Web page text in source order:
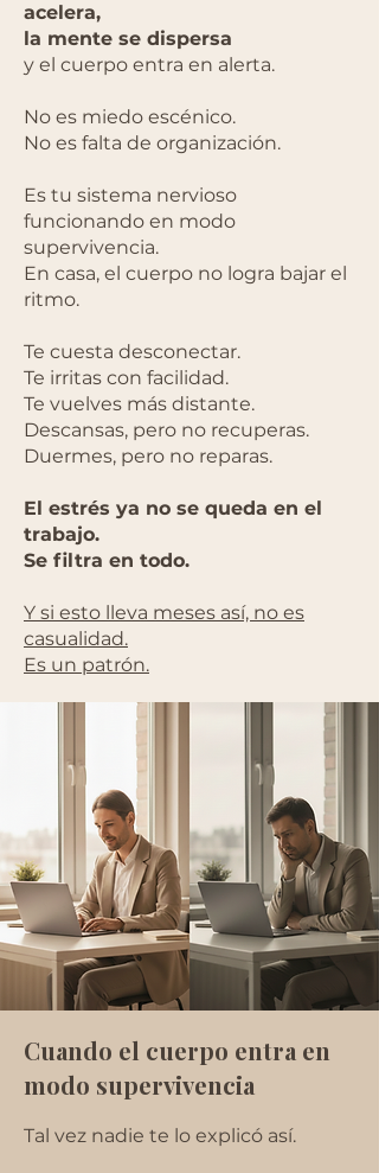
acelera,
la mente se dispersa
y el cuerpo entra en alerta.
No es miedo escénico.
No es falta de organización.
Es tu sistema nervioso
funcionando en modo
supervivencia.
En casa, el cuerpo no logra bajar el
ritmo.
Te cuesta desconectar.
Te irritas con facilidad.
Te vuelves más distante.
Descansas, pero no recuperas.
Duermes, pero no reparas.
El estrés ya no se queda en el
trabajo.
Se filtra en todo.
Y si esto lleva meses así, no es
casualidad.
Es un patrón.
Cuando el cuerpo entra en
modo supervivencia
Tal vez nadie te lo explicó así.